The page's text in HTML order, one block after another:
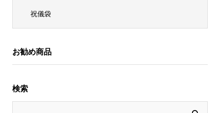
祝儀袋
お勧め商品
検索